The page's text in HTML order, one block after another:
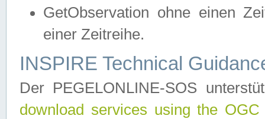
GetObservation ohne einen
einer Zeitreihe.
INSPIRE Technical
Der PEGELONLINE-SOS
download services using the